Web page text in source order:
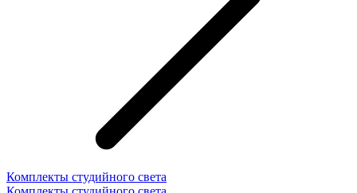
Комплекты студийного света